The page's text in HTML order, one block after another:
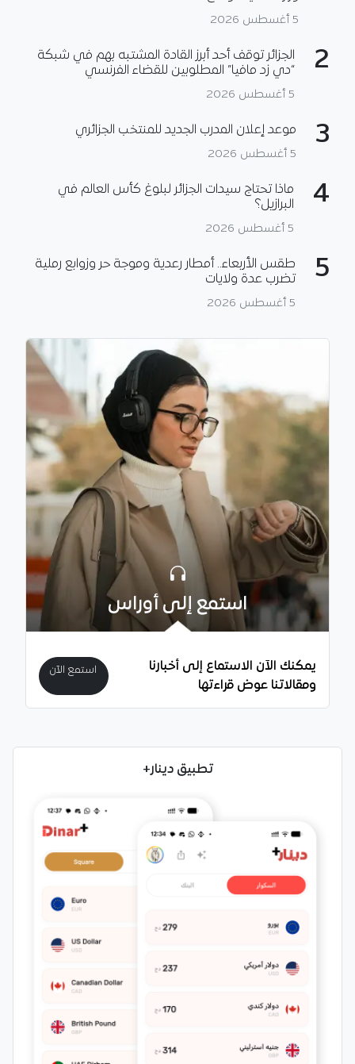
5 أغسطس 2026
2
الجزائر توقف أحد أبرز القادة المشتبه بهم في شبكة
“دي زد مافيا” المطلوبين للقضاء الفرنسي
5 أغسطس 2026
3 موعد إعلان المدرب الجديد للمنتخب الجزائري
5 أغسطس 2026
4
ماذا تحتاج سيدات الجزائر لبلوغ كأس العالم في
البرازيل؟
5 أغسطس 2026
5
طقس الأربعاء.. أمطار رعدية وموجة حر وزوابع رملية
تضرب عدة ولايات
5 أغسطس 2026
استمع إلى أوراس
يمكنك الآن الاستماع إلى أخبارنا
ومقالاتنا عوض قراءتها
استمع الآن
تطبيق دينار+